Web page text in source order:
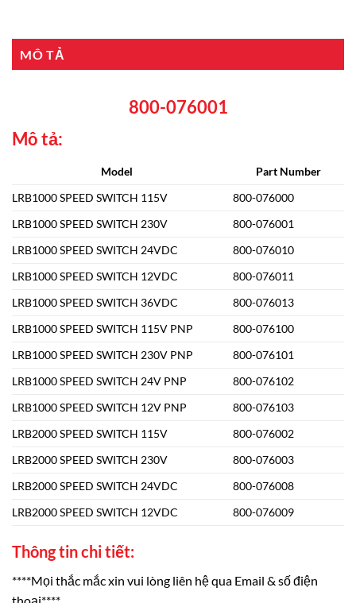
MÔ TẢ
800-076001
Mô tả:
Model
Part Number
LRB1000 SPEED SWITCH 115V
800-076000
LRB1000 SPEED SWITCH 230V
800-076001
LRB1000 SPEED SWITCH 24VDC
800-076010
LRB1000 SPEED SWITCH 12VDC
800-076011
LRB1000 SPEED SWITCH 36VDC
800-076013
LRB1000 SPEED SWITCH 115V PNP
800-076100
LRB1000 SPEED SWITCH 230V PNP
800-076101
LRB1000 SPEED SWITCH 24V PNP
800-076102
LRB1000 SPEED SWITCH 12V PNP
800-076103
LRB2000 SPEED SWITCH 115V
800-076002
LRB2000 SPEED SWITCH 230V
800-076003
LRB2000 SPEED SWITCH 24VDC
800-076008
LRB2000 SPEED SWITCH 12VDC
800-076009
Thông tin chi tiết:
****Mọi thắc mắc xin vui lòng liên hệ qua Email & số điện